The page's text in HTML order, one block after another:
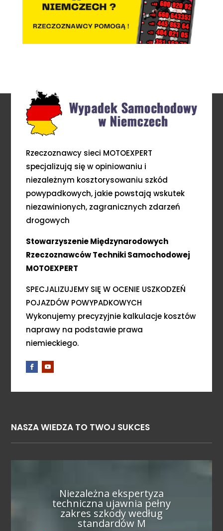
Rzeczoznawcy sieci MOTOEXPERT
specjalizują się w opiniowaniu i
niezależnym kosztorysowaniu szkód
powypadkowych, jakie powstają wskutek
niezawinionych, zagranicznych zdarzeń
drogowych
Stowarzyszenie Międzynarodowych
Rzeczoznawców Techniki Samochodowej
MOTOEXPERT
SPECJALIZUJEMY SIĘ W OCENIE USZKODZEŃ
POJAZDÓW POWYPADKOWYCH
Wykonujemy precyzyjnie kalkulacje kosztów
naprawy na podstawie prawa
niemieckiego.
NASZA WIEDZA TO TWOJ SUKCES
Niezależna ekspertyza
techniczna ujawnia pełny
zakres szkody według
standardów M